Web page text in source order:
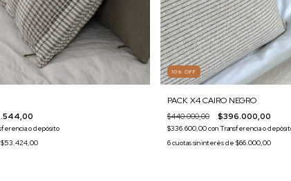
o depósito
$53.424,00
10% OFF
PACK X4 CAIRO NEGRO
$440.000,00 $396.000,00
$336.600,00conTransferencia o
6cuotas sin interés de $66.000,00